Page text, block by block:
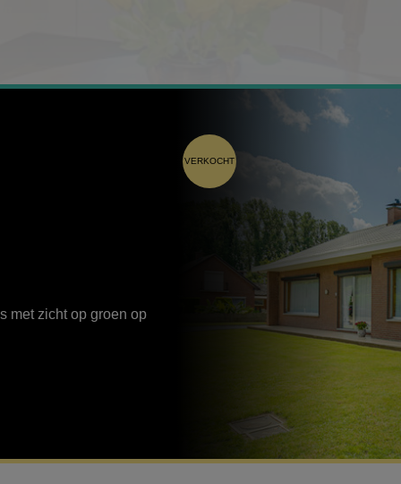
Verkooprechten in het Vlaams
Tarief, verlaagd tarief en voorwaarden
VERKOCHT
met zicht op groen op